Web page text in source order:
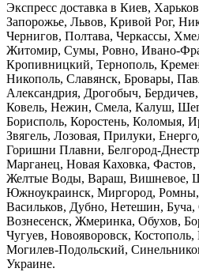
Экспресс доставка в Киев,
Запорожье, Львов, Кривой Рог,
Чернигов, Полтава, Черкассы,
Житомир, Сумы, Ровно, Ивано-
Кропивницкий, Тернополь,
Никополь, Славянск, Бровары,
Александрия, Дрогобыч,
Ковель, Нежин, Смела, Калуш,
Борисполь, Коростень, Коломыя,
Звягель, Лозовая, Прилуки,
Горишни Плавни, Белгород-
Марганец, Новая Каховка,
Желтые Воды, Вараш, Вишневое,
Южноукраинск, Миргород,
Васильков, Дубно, Нетешин, Буча,
Вознесенск, Жмеринка, Обухов,
Чугуев, Новояворовск,
Могилев-Подольский,
Украине.